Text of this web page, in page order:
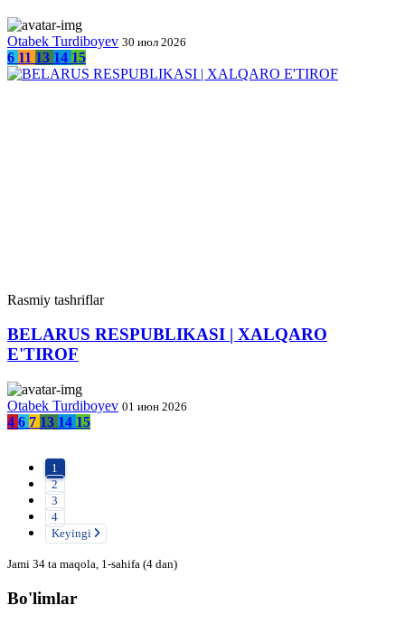
Otabek Turdiboyev 30 июл 2026
6 11 13 14 15
Rasmiy tashriflar
BELARUS RESPUBLIKASI | XALQARO
E'TIROF
Otabek Turdiboyev 01 июн 2026
4 6 7 13 14 15
1
2
3
4
Keyingi
Jami 34 ta maqola, 1-sahifa (4 dan)
Bo'limlar